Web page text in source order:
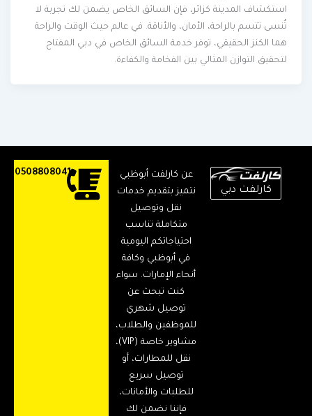
استكشاف المدينة كزائر، فإن السائق الخاص يضمن لك تجربة لا
تُنسى تتسم بالراحة، الأمان، والأناقة. في عالم حيث الوقت والراحة
هما الكنز الحقيقي، توفر خدمة السائق الخاص في دبي المفتاح
لتحقيق التوازن المثالي بين الفخامة والكفاءة.
كارلفت دبي
عن كارلفت أبوظبي
نتميز بتقديم خدمات
نقل وتوصيل
متكاملة تناسب
احتياجاتكم اليومية
في أبوظبي وكافة
أنحاء الإمارات. سواء
كنت تبحث عن
توصيل شهري
للموظفين والطلاب،
مشاوير خاصة (VIP)،
نقل للمطارات، أو
توصيل سريع
للطلبات والأمانات،
فإننا نضمن لك
0508808041